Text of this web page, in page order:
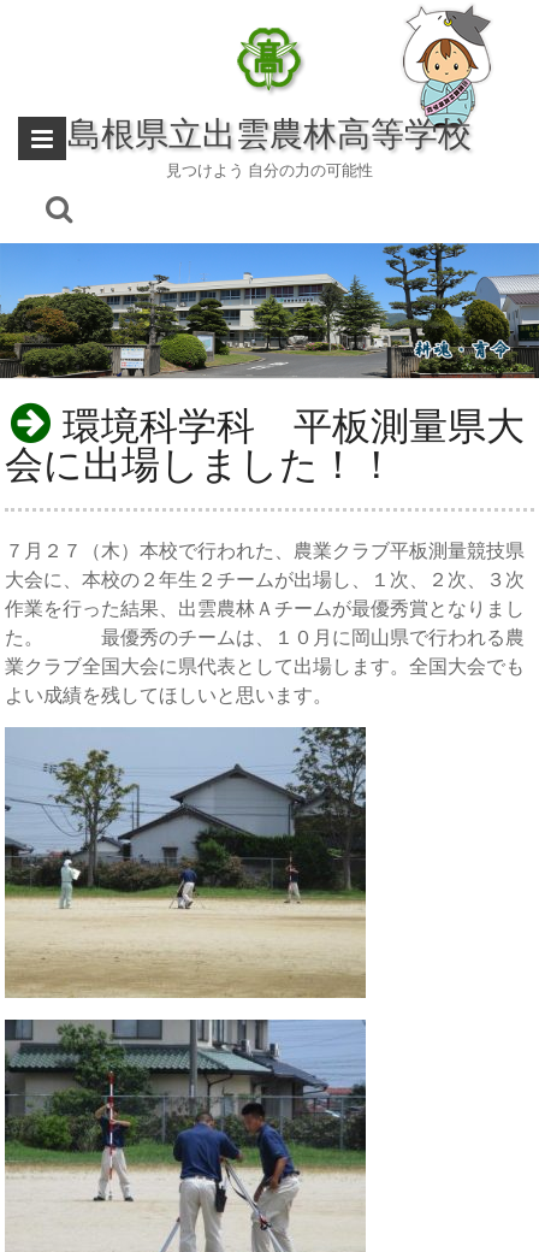
島根県立出雲農林高等学校
見つけよう 自分の力の可能性
環境科学科 平板測量県大
会に出場しました！！
７月２７（木）本校で行われた、農業クラブ平板測量競技県
大会に、本校の２年生２チームが出場し、１次、２次、３次
作業を行った結果、出雲農林Ａチームが最優秀賞となりまし
た。 最優秀のチームは、１０月に岡山県で行われる農
業クラブ全国大会に県代表として出場します。全国大会でも
よい成績を残してほしいと思います。